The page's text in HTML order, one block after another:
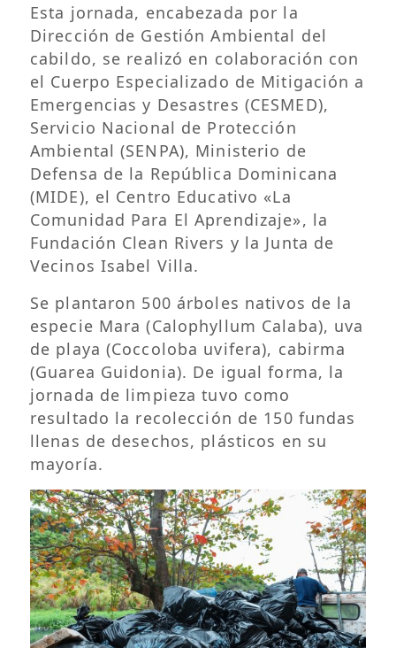
Esta jornada, encabezada por la
Dirección de Gestión Ambiental del
cabildo, se realizó en colaboración con
el Cuerpo Especializado de Mitigación a
Emergencias y Desastres (CESMED),
Servicio Nacional de Protección
Ambiental (SENPA), Ministerio de
Defensa de la República Dominicana
(MIDE), el Centro Educativo «La
Comunidad Para El Aprendizaje», la
Fundación Clean Rivers y la Junta de
Vecinos Isabel Villa.
Se plantaron 500 árboles nativos de la
especie Mara (Calophyllum Calaba), uva
de playa (Coccoloba uvifera), cabirma
(Guarea Guidonia). De igual forma, la
jornada de limpieza tuvo como
resultado la recolección de 150 fundas
llenas de desechos, plásticos en su
mayoría.